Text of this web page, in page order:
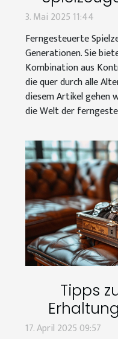
3. Mai 2025 11:44
Ferngesteuerte
Generationen. Sie
Kombination aus
die quer durch alle
diesem Artikel gehen
die Welt der
Tipps
17. April 2025 09:57